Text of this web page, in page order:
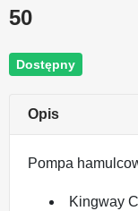
50
Dostępny
Opis
Pompa
Kingway